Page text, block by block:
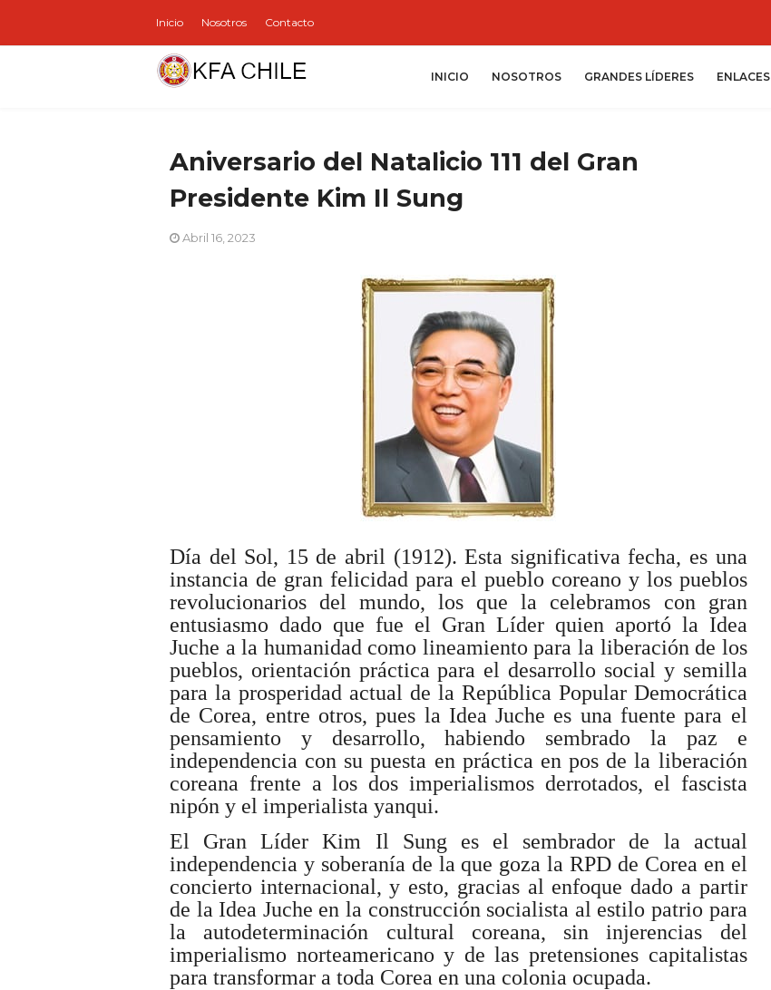
Inicio Nosotros Contacto
INICIO NOSOTROS GRANDES LÍDERES ENLACES
Aniversario del Natalicio 111 del Gran
Presidente Kim Il Sung
Abril 16, 2023
Día del Sol, 15 de abril (1912). Esta significativa fecha, es una
instancia de gran felicidad para el pueblo coreano y los pueblos
revolucionarios del mundo, los que la celebramos con gran
entusiasmo dado que fue el Gran Líder quien aportó la Idea
Juche a la humanidad como lineamiento para la liberación de los
pueblos, orientación práctica para el desarrollo social y semilla
para la prosperidad actual de la República Popular Democrática
de Corea, entre otros, pues la Idea Juche es una fuente para el
pensamiento y desarrollo, habiendo sembrado la paz e
independencia con su puesta en práctica en pos de la liberación
coreana frente a los dos imperialismos derrotados, el fascista
nipón y el imperialista yanqui.
El Gran Líder Kim Il Sung es el sembrador de la actual
independencia y soberanía de la que goza la RPD de Corea en el
concierto internacional, y esto, gracias al enfoque dado a partir
de la Idea Juche en la construcción socialista al estilo patrio para
la autodeterminación cultural coreana, sin injerencias del
imperialismo norteamericano y de las pretensiones capitalistas
para transformar a toda Corea en una colonia ocupada.